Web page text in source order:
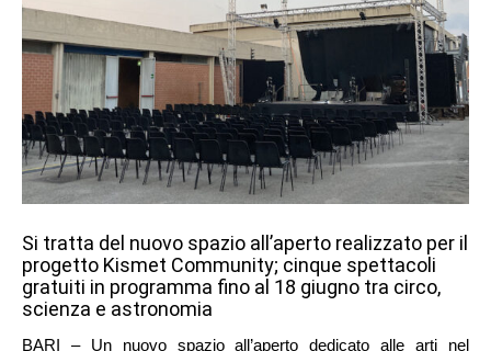
Si tratta del nuovo spazio all’aperto realizzato per il
progetto Kismet Community; cinque spettacoli
gratuiti in programma fino al 18 giugno tra circo,
scienza e astronomia
BARI – Un nuovo spazio all’aperto dedicato alle arti nel